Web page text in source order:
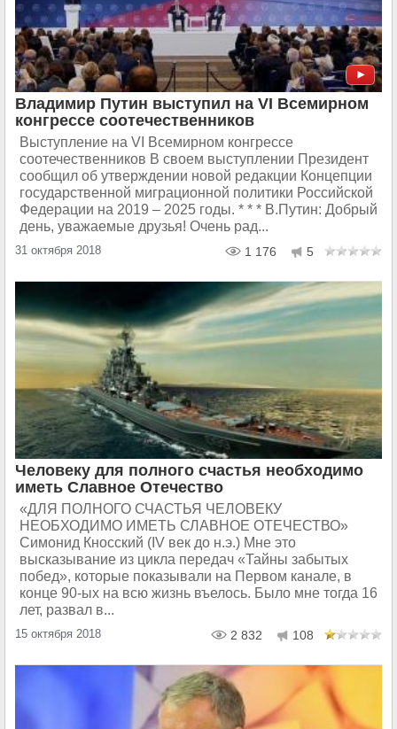
Владимир Путин выступил на VI Всемирном
конгрессе соотечественников
Выступление на VI Всемирном конгрессе
соотечественников В своем выступлении Президент
сообщил об утверждении новой редакции Концепции
государственной миграционной политики Российской
Федерации на 2019 – 2025 годы. * * * В.Путин: Добрый
день, уважаемые друзья! Очень рад...
31 октября 2018 1 176 5
Человеку для полного счастья необходимо
иметь Славное Отечество
«ДЛЯ ПОЛНОГО СЧАСТЬЯ ЧЕЛОВЕКУ
НЕОБХОДИМО ИМЕТЬ СЛАВНОЕ ОТЕЧЕСТВО»
Симонид Кносский (IV век до н.э.) Мне это
высказывание из цикла передач «Тайны забытых
побед», которые показывали на Первом канале, в
конце 90-ых на всю жизнь въелось. Было мне тогда 16
лет, развал в...
15 октября 2018 2 832 108